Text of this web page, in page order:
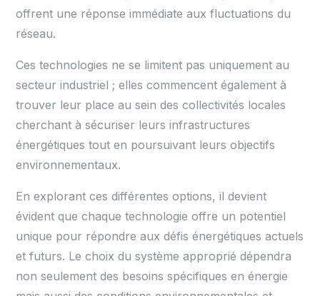
offrent une réponse immédiate aux fluctuations du
réseau.
Ces technologies ne se limitent pas uniquement au
secteur industriel ; elles commencent également à
trouver leur place au sein des collectivités locales
cherchant à sécuriser leurs infrastructures
énergétiques tout en poursuivant leurs objectifs
environnementaux.
En explorant ces différentes options, il devient
évident que chaque technologie offre un potentiel
unique pour répondre aux défis énergétiques actuels
et futurs. Le choix du système approprié dépendra
non seulement des besoins spécifiques en énergie